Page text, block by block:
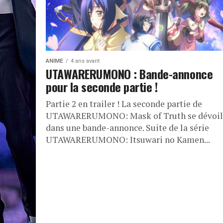
ANIME 4 ans avant
UTAWARERUMONO : Bande-annonce
pour la seconde partie !
Partie 2 en trailer ! La seconde partie de
UTAWARERUMONO: Mask of Truth se
dans une bande-annonce. Suite de la série
UTAWARERUMONO: Itsuwari no Kamen...